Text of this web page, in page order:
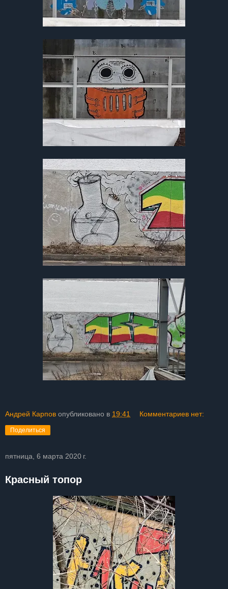
Андрей Карпов опубликовано в 19:41 Комментариев нет:
Поделиться
пятница, 6 марта 2020 г.
Красный топор